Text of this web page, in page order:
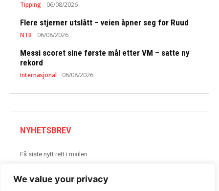
We value your privacy
Tipping 06/08/2026
Flere stjerner utslått – veien åpner seg for Ruud
NTB 06/08/2026
Messi scoret sine første mål etter VM – satte ny
rekord
Internasjonal 06/08/2026
NYHETSBREV
Få siste nytt rett i mailen